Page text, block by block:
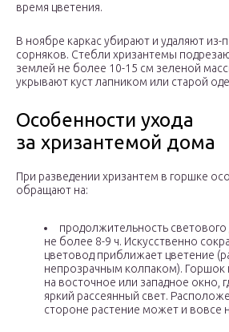
время цветения.
В ноябре каркас убирают и удаляют из-
сорняков. Стебли хризантемы
землей не более 10-15 см зеленой
укрывают куст лапником или старой
Особенности ухода
за хризантемой дома
При разведении хризантем в горшке
обращают на:
продолжительность
не более 8-9 ч. Искусственно
цветовод приближает цветение
непрозрачным колпаком).
на восточное или западное окно,
яркий рассеянный свет.
стороне растение может и вовсе